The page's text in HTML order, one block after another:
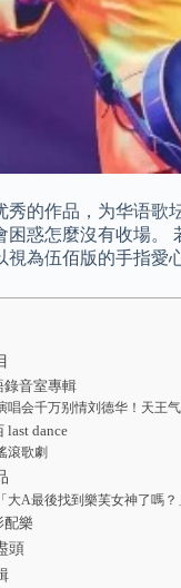
秀的作品，为华语歌
困惑怎麼沒有收場。
為伍佰版的手指愛
錄音室專輯
唱会千万别情刘德华！天王
last dance
滾歌劇
大A最後找到樂芙女神了嗎
配樂
頭